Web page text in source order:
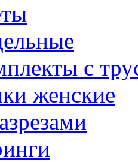
с
женские